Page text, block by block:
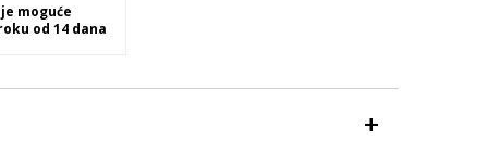
moguće
od 14 dana